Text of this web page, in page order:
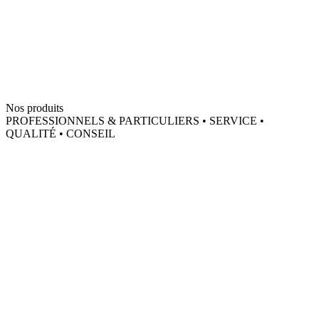
Nos produits
PROFESSIONNELS & PARTICULIERS • SERVICE •
QUALITÉ • CONSEIL